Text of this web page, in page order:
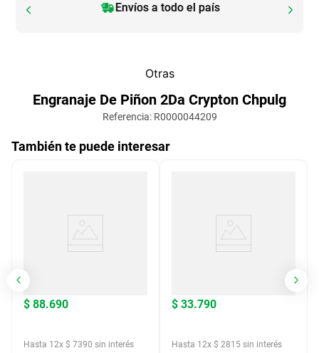
Envíos a todo el país
Otras
Engranaje De Piñon 2Da Crypton Chpulg
Referencia: R0000044209
También te puede interesar
$ 88.690
Hasta 12x $ 7390 sin interés
$ 33.790
Hasta 12x $ 2815 sin interés